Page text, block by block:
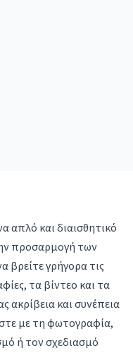
απλό και διαισθητικό
προσαρμογή των
βρείτε γρήγορα τις
τα βίντεο και τα
ακρίβεια και συνέπεια
με τη φωτογραφία,
ή τον σχεδιασμό